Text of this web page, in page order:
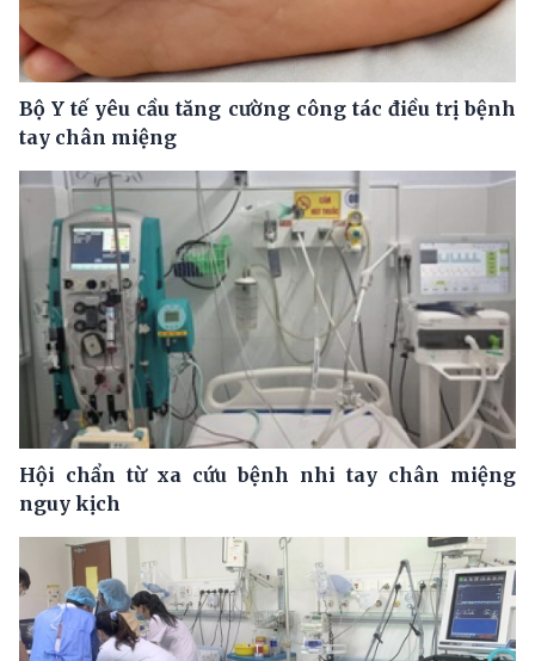
Bộ Y tế yêu cầu tăng cường công tác điều trị bệnh
tay chân miệng
Hội chẩn từ xa cứu bệnh nhi tay chân miệng
nguy kịch